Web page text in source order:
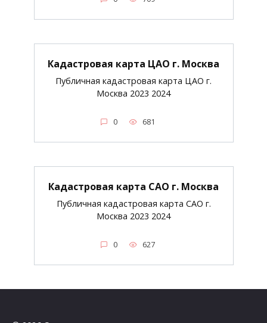
Кадастровая карта ЦАО г. Москва
Публичная кадастровая карта ЦАО г.
Москва 2023 2024
0 681
Кадастровая карта САО г. Москва
Публичная кадастровая карта САО г.
Москва 2023 2024
0 627